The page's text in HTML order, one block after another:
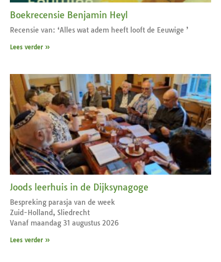
Boekrecensie Benjamin Heyl
Recensie van: ‘Alles wat adem heeft looft de Eeuwige ’
Lees verder »
Joods leerhuis in de Dijksynagoge
Bespreking parasja van de week
Zuid-Holland, Sliedrecht
Vanaf maandag 31 augustus 2026
Lees verder »